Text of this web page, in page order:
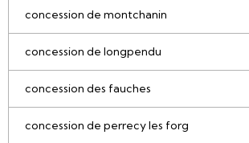
concession de montchanin
concession de longpendu
concession des fauches
concession de perrecy les forg